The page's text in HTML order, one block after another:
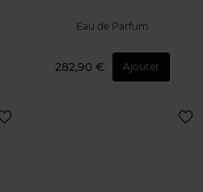
Eau de Parfum
282,90 € Ajouter